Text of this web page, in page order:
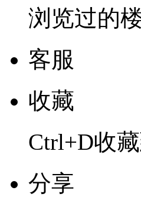
浏览过的
客服
收藏
Ctrl+D收
分享